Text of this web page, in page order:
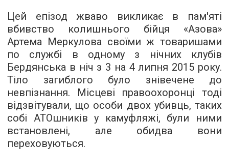
Цей епізод жваво викликає в пам'яті
вбивство колишнього бійця «Азова»
Артема Меркулова своїми ж товаришами
по службі в одному з нічних клубів
Бердянська в ніч з 3 на 4 липня 2015 року.
Тіло загиблого було знівечене до
невпізнання. Місцеві правоохоронці тоді
відзвітували, що особи двох убивць, таких
собі АТОшників у камуфляжі, були ними
встановлені, але обидва вони
переховуються.